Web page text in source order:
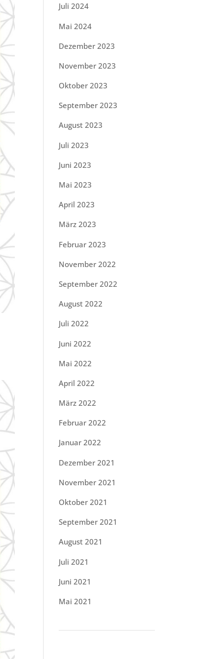
Juli 2024
Mai 2024
Dezember 2023
November 2023
Oktober 2023
September 2023
August 2023
Juli 2023
Juni 2023
Mai 2023
April 2023
März 2023
Februar 2023
November 2022
September 2022
August 2022
Juli 2022
Juni 2022
Mai 2022
April 2022
März 2022
Februar 2022
Januar 2022
Dezember 2021
November 2021
Oktober 2021
September 2021
August 2021
Juli 2021
Juni 2021
Mai 2021